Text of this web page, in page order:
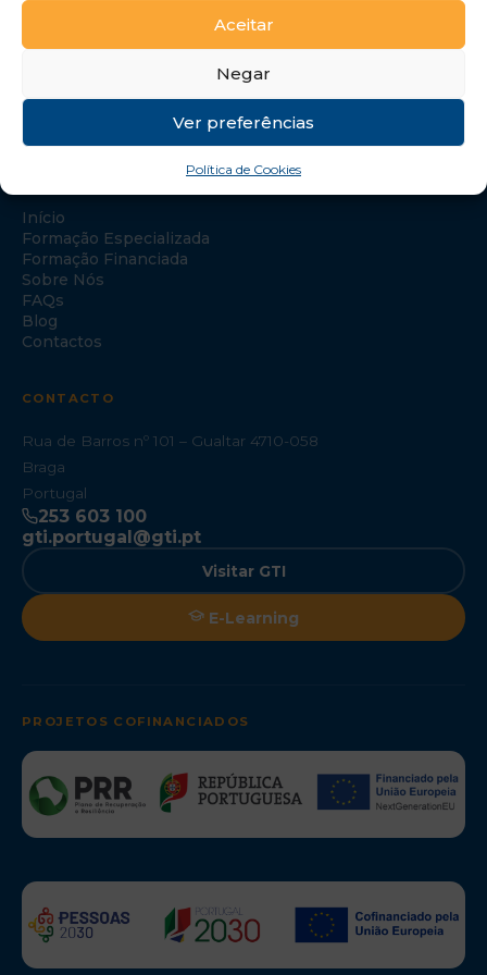
Aceitar
Negar
Ver preferências
Política de Cookies
Início
Formação Especializada
Formação Financiada
Sobre Nós
FAQs
Blog
Contactos
CONTACTO
Rua de Barros nº 101 – Gualtar 4710-058
Braga
Portugal
253 603 100
gti.portugal@gti.pt
Visitar GTI
E-Learning
PROJETOS COFINANCIADOS